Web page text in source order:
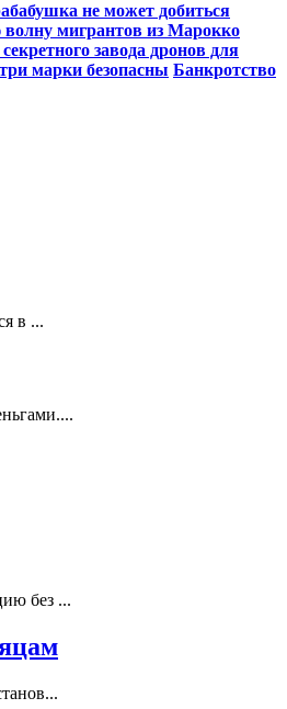
не может добиться
волну мигрантов из Марокко
завода дронов для
марки безопасны Банкротство
в ...
без ...